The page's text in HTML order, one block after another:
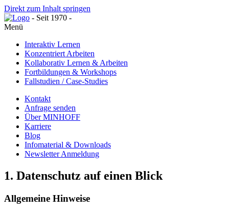
Direkt zum Inhalt springen
- Seit 1970 -
Menü
Interaktiv Lernen
Konzentriert Arbeiten
Kollaborativ Lernen & Arbeiten
Fortbildungen & Workshops
Fallstudien / Case-Studies
Kontakt
Anfrage senden
Über MINHOFF
Karriere
Blog
Infomaterial & Downloads
Newsletter Anmeldung
1. Datenschutz auf einen Blick
Allgemeine Hinweise